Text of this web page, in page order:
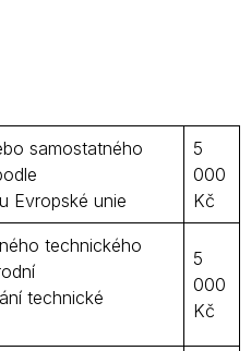
samostatného
Evropské unie
5
000
Kč
technického
technické
5
000
Kč